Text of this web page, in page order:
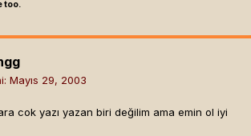
too.
Mayıs 29, 2003
cok yazı yazan biri değilim ama emin ol iyi